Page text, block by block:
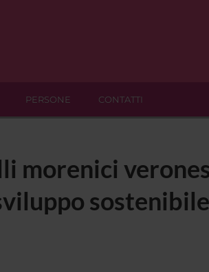
PERSONE CONTATTI
morenici